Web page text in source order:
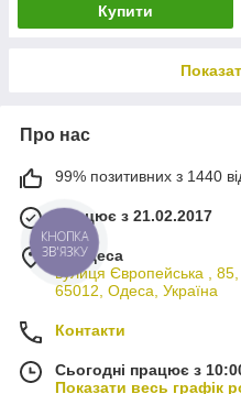
Купити
Про нас
99% позитивних з 1440
Працює з 21.02.2017
м. Одеса
вулиця Європейська , 85,
65012, Одеса, Україна
Контакти
Сьогодні працює з
Показати весь графік
КНОПКА
ЗВ'ЯЗКУ